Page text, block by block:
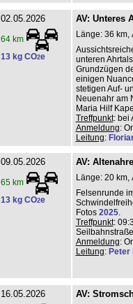
02.05.2026
64 km
13 kg CO2e
AV: Unteres
Länge: 36 km,
unteren
Grundzügen
einigen
stetigen Auf-
Neuenahr am
Maria Hilf
Treffpunkt: bei
Anmeldung:
Leitung:
09.05.2026
65 km
13 kg CO2e
AV:
Länge: 20 km,
Felsenrunde
Fotos 2025.
Treffpunkt:
Anmeldung:
Leitung: Peter
16.05.2026 AV: